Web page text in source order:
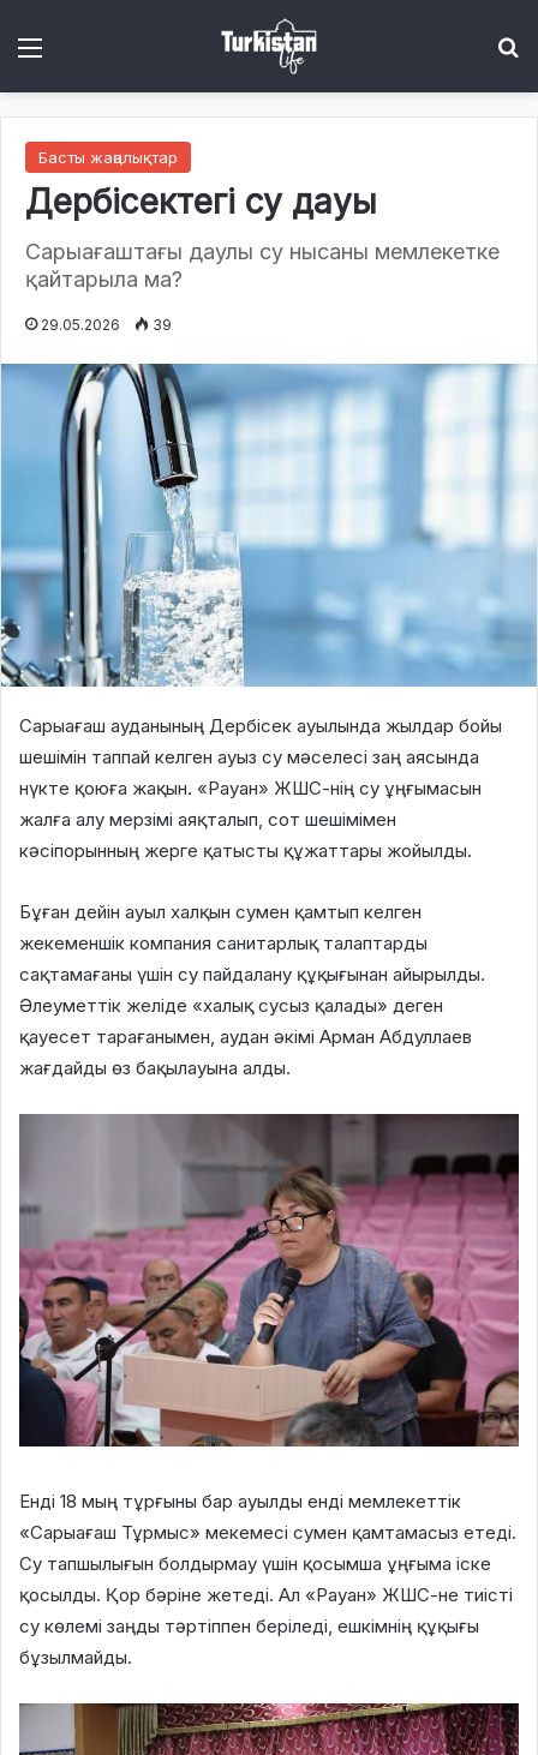
Басты жаңалықтар
Дербісектегі су дауы
Сарыағаштағы даулы су нысаны мемлекетке
қайтарыла ма?
29.05.2026 39
Сарыағаш ауданының Дербісек ауылында жылдар бойы
шешімін таппай келген ауыз су мәселесі заң аясында
нүкте қоюға жақын. «Рауан» ЖШС-нің су ұңғымасын
жалға алу мерзімі аяқталып, сот шешімімен
кәсіпорынның жерге қатысты құжаттары жойылды.
Бұған дейін ауыл халқын сумен қамтып келген
жекеменшік компания санитарлық талаптарды
сақтамағаны үшін су пайдалану құқығынан айырылды.
Әлеуметтік желіде «халық сусыз қалады» деген
қауесет тарағанымен, аудан әкімі Арман Абдуллаев
жағдайды өз бақылауына алды.
Енді 18 мың тұрғыны бар ауылды енді мемлекеттік
«Сарыағаш Тұрмыс» мекемесі сумен қамтамасыз етеді.
Су тапшылығын болдырмау үшін қосымша ұңғыма іске
қосылды. Қор бәріне жетеді. Ал «Рауан» ЖШС-не тиісті
су көлемі заңды тәртіппен беріледі, ешкімнің құқығы
бұзылмайды.